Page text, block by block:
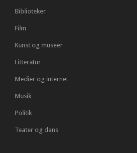
Biblioteker
Film
Kunst og museer
Litteratur
Medier og internet
Musik
Politik
Teater og dans